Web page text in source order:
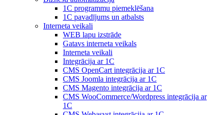
1С programmu piemeklēšana
1С pavadījums un atbalsts
Interneta veikali
WEB lapu izstrāde
Gatavs interneta veikals
Interneta veikali
Integrācija ar 1C
CMS OpenCart integrācija ar 1C
CMS Joomla integrācija ar 1C
CMS Magento integrācija ar 1C
CMS WooCommerce/Wordpress integrācija ar
1C